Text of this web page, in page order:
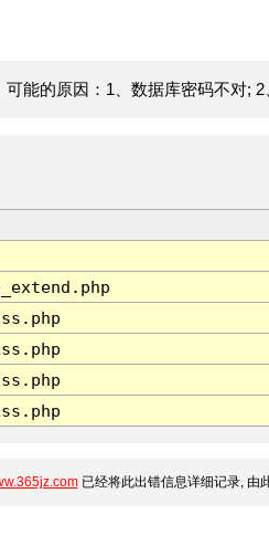
能的原因：1、数据库密码不对; 2
已经将此出错信息详细记录, 由